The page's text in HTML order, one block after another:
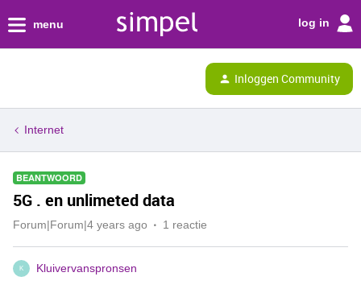
menu log in
Inloggen Community
Internet
BEANTWOORD
5G . en unlimeted data
Forum|Forum|4 years ago 1 reactie
K Kluivervanspronsen